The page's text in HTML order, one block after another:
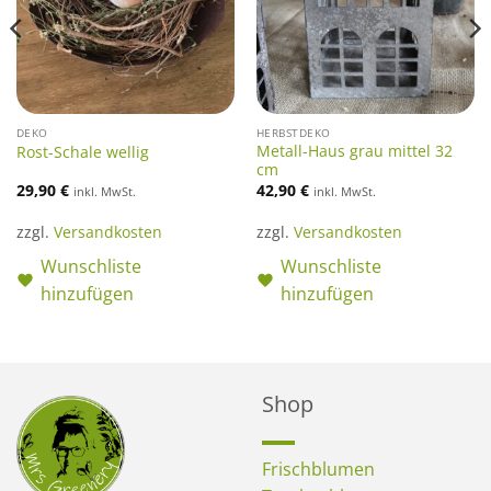
DEKO
Rost-Schale wellig
29,90 € inkl. MwSt.
zzgl. Versandkosten
Wunschliste
hinzufügen
HERBSTDEKO
Metall-Haus grau mittel 32
cm
42,90 € inkl. MwSt.
zzgl. Versandkosten
Wunschliste
hinzufügen
Shop
Frischblumen